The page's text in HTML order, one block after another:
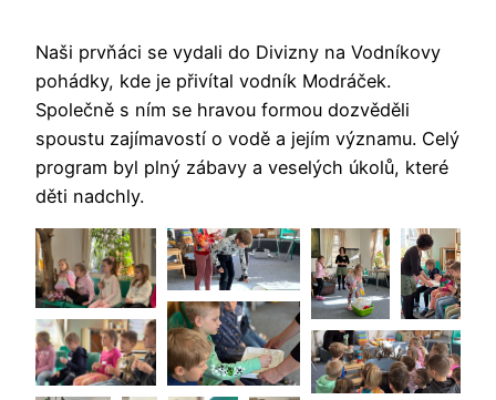
Naši prvňáci se vydali do Divizny na Vodníkovy
pohádky, kde je přivítal vodník Modráček.
Společně s ním se hravou formou dozvěděli
spoustu zajímavostí o vodě a jejím významu. Celý
program byl plný zábavy a veselých úkolů, které
děti nadchly.